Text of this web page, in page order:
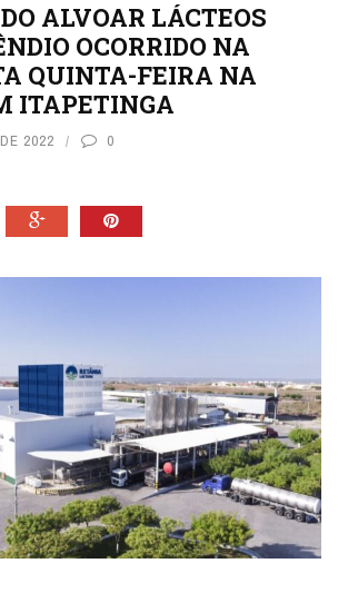
ALVOAR LÁCTEOS
OCORRIDO NA
QUINTA-FEIRA NA
ITAPETINGA
2022 0